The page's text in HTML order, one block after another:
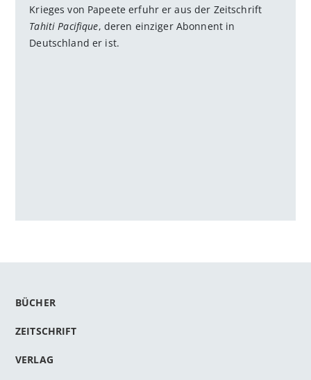
Krieges von Papeete erfuhr er aus der Zeitschrift
Tahiti Pacifique, deren einziger Abonnent in
Deutschland er ist.
BÜCHER
ZEITSCHRIFT
VERLAG